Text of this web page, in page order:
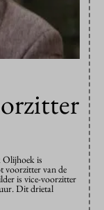
Olijhoek is
voorzitter van de
is vice-voorzitter
Dit drietal